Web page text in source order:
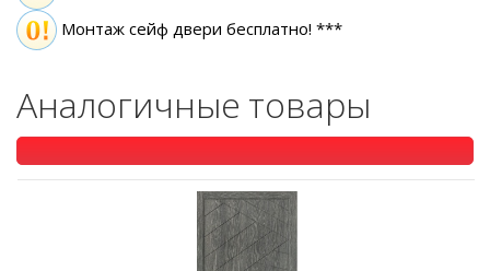
Монтаж сейф двери бесплатно! ***
Аналогичные товары